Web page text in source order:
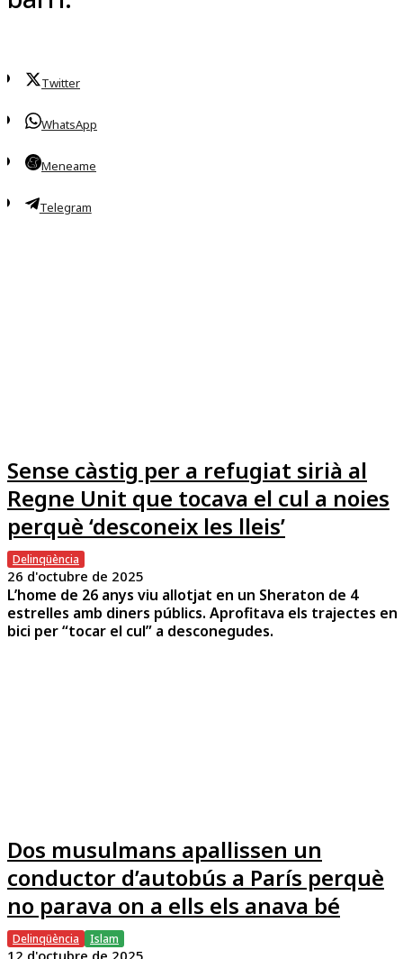
Twitter
WhatsApp
Meneame
Telegram
Sense càstig per a refugiat sirià al
Regne Unit que tocava el cul a noies
perquè ‘desconeix les lleis’
Delinqüència
26 d'octubre de 2025
L’home de 26 anys viu allotjat en un Sheraton de 4
estrelles amb diners públics. Aprofitava els trajectes en
bici per “tocar el cul” a desconegudes.
Dos musulmans apallissen un
conductor d’autobús a París perquè
no parava on a ells els anava bé
Delinqüència Islam
12 d'octubre de 2025